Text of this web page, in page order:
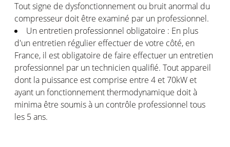
Tout signe de dysfonctionnement ou bruit anormal du
compresseur doit être examiné par un professionnel.
Un entretien professionnel obligatoire : En plus
d'un entretien régulier effectuer de votre côté, en
France, il est obligatoire de faire effectuer un entretien
professionnel par un technicien qualifié. Tout appareil
dont la puissance est comprise entre 4 et 70kW et
ayant un fonctionnement thermodynamique doit à
minima être soumis à un contrôle professionnel tous
les 5 ans.